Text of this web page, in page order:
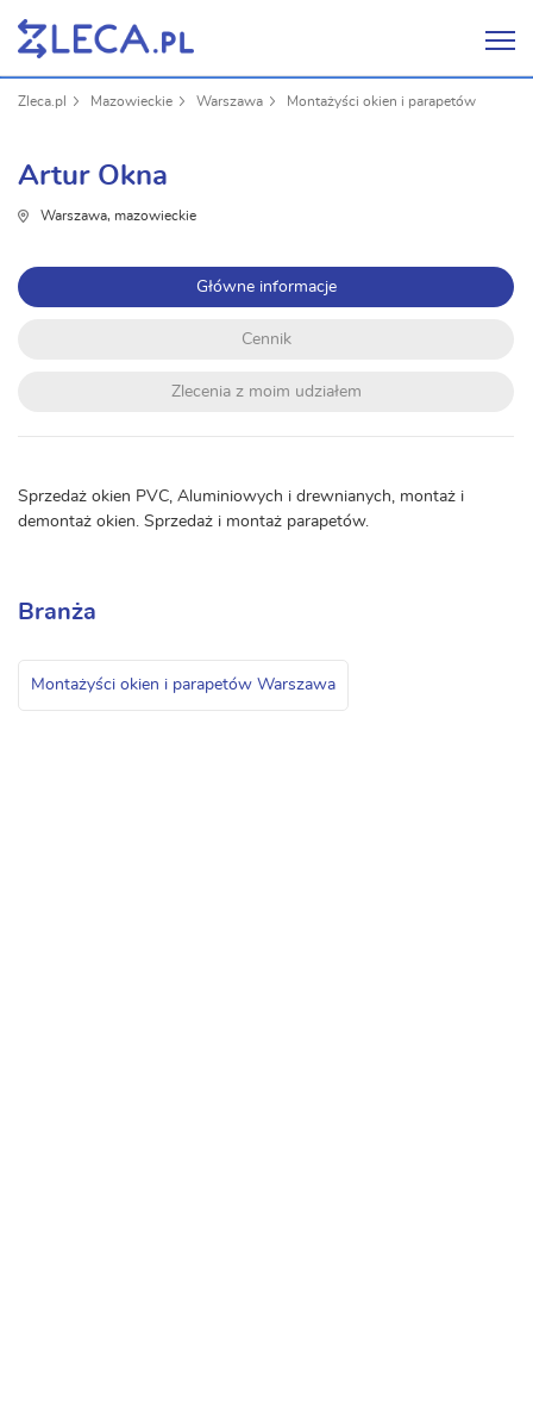
Zleca.pl Mazowieckie Warszawa Montażyści okien i parapetów
Artur Okna
Warszawa, mazowieckie
Główne informacje
Cennik
Zlecenia z moim udziałem
Sprzedaż okien PVC, Aluminiowych i drewnianych, montaż i
demontaż okien. Sprzedaż i montaż parapetów.
Branża
Montażyści okien i parapetów Warszawa